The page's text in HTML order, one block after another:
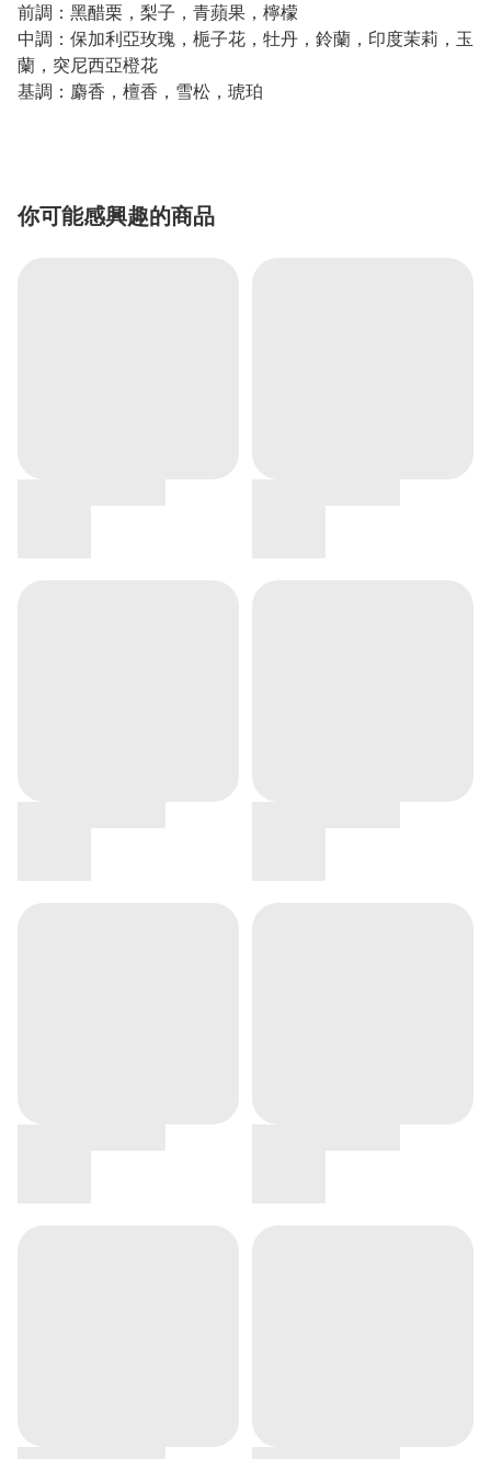
前調：黑醋栗，梨子，青蘋果，檸檬
中調：保加利亞玫瑰，梔子花，牡丹，鈴蘭，印度茉莉，玉
蘭，突尼西亞橙花
基調：麝香，檀香，雪松，琥珀
你可能感興趣的商品